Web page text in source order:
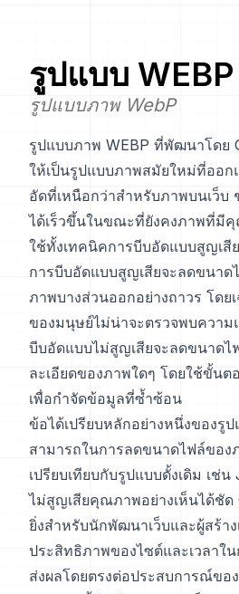
รูปแบบ WEBP
รูปแบบภาพ WebP
รูปแบบภาพ WEBP ที่พัฒนาโดย
ให้เป็นรูปแบบภาพสมัยใหม่ที่ออก
อัดที่เหนือกว่าสำหรับภาพบนเว็บ
ได้เร็วขึ้นในขณะที่ยังคงภาพที่มี
ใช้ทั้งเทคนิคการบีบอัดแบบสูญเสี
การบีบอัดแบบสูญเสียจะลดขนาด
ภาพบางส่วนออกอย่างถาวร โดย
ของมนุษย์ไม่น่าจะตรวจพบควา
บีบอัดแบบไม่สูญเสียจะลดขนาดไ
ละเอียดของภาพใดๆ โดยใช้ขั้น
เพื่อกำจัดข้อมูลที่ซ้ำซ้อน
ข้อได้เปรียบหลักอย่างหนึ่งของรู
สามารถในการลดขนาดไฟล์ของ
เปรียบเทียบกับรูปแบบดั้งเดิม เช่
ไม่สูญเสียคุณภาพอย่างเห็นได้ชัด
ยิ่งสำหรับนักพัฒนาเว็บและผู้สร้า
ประสิทธิภาพของไซต์และเวลาใ
ส่งผลโดยตรงต่อประสบการณ์ขอ